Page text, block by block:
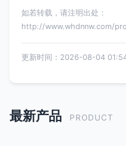
如若转载，请注明出处：
http://www.whdnnw.com/
更新时间：2026-08-04
最新产品 PRODUCT